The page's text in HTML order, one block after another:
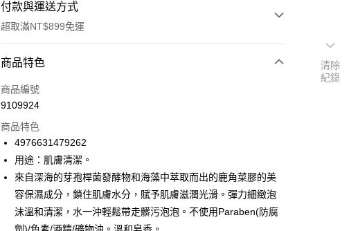
付款與運送方式
超取滿NT$899免運
付款方式
信用卡一次付款
合作金庫商業銀行
華南商業銀行
彰化商業銀行
國泰世華商業銀行
兆豐國際商業銀行
臺灣中小企業銀行
台中商業銀行
超商取貨付款
Apple Pay
商品特色
商品編號
9109924
商品特色
4976631479262
用途：肌膚清潔。
來自深海的芽孢桿菌發酵物和海藻中萃取而出的鹿角菜膠的美
容保濕成分，鎖住肌膚水分，賦予肌膚滋潤光滑。彈力細緻泡
沫溫和清潔，水一沖輕鬆帶走髒污泡泡。不使用Paraben(防腐
清除
紀錄